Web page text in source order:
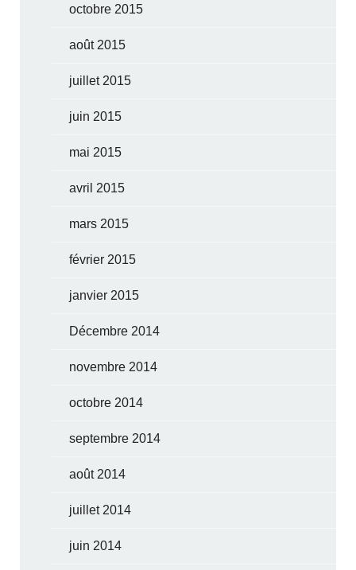
octobre 2015
août 2015
juillet 2015
juin 2015
mai 2015
avril 2015
mars 2015
février 2015
janvier 2015
Décembre 2014
novembre 2014
octobre 2014
septembre 2014
août 2014
juillet 2014
juin 2014